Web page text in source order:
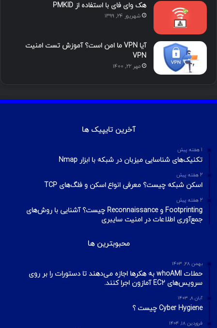
هک وای فای با استفاده از PMKID
شهریور ۲۴, ۱۳۹۹
آیا VPN ما امن است؟ آموزش تست امنیت
VPN
مهر ۲۲, ۱۴۰۰
آخرین تایپیک ها
1 هفته پیش
تکنیک‌های شناسایی میزبان در شبکه با ابزار Nmap
2 هفته پیش
اسکن شبکه چیست؟ معرفی انواع اسکن و فلگ‌های TCP
2 هفته پیش
Footprinting و Reconnaissance چیست؟ آشنایی با روش‌های
جمع‌آوری اطلاعات در امنیت سایبری
محبوبترین ها
بهمن ۲۸, ۱۴۰۳
حملات whoAMI به هکرها اجازه می‌دهند تا دستورات را بر روی
سرویس‌های EC2 آمازون اجرا کنند.
آبان ۸, ۱۴۰۳
Cyber Hygiene چیست ؟
فروردین ۱۸, ۱۴۰۴